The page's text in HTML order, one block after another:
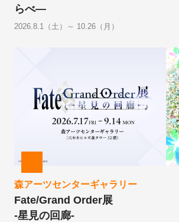
らべ―
2026.8.1（土）～ 10.26（月）
森アーツセンターギャラリー
Fate/Grand Order展
-星見の回廊-